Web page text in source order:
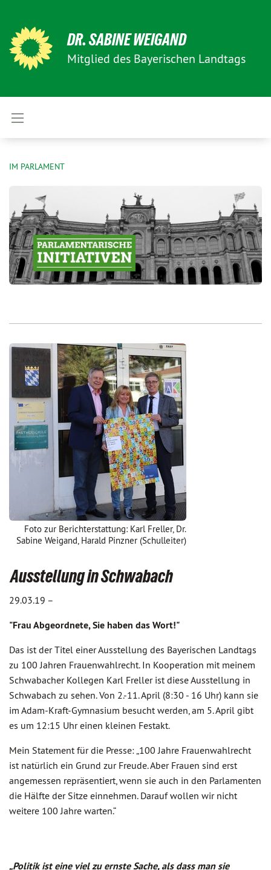
DR. SABINE WEIGAND
Mitglied des Bayerischen Landtags
IM PARLAMENT
Foto zur Berichterstattung: Karl Freller, Dr.
Sabine Weigand, Harald Pinzner (Schulleiter)
Ausstellung in Schwabach
29.03.19 –
"Frau Abgeordnete, Sie haben das Wort!"
Das ist der Titel einer Ausstellung des Bayerischen Landtags
zu 100 Jahren Frauenwahlrecht. In Kooperation mit meinem
Schwabacher Kollegen Karl Freller ist diese Ausstellung in
Schwabach zu sehen. Von 2.-11. April (8:30 - 16 Uhr) kann sie
im Adam-Kraft-Gymnasium besucht werden, am 5. April gibt
es um 12:15 Uhr einen kleinen Festakt.
Mein Statement für die Presse: „100 Jahre Frauenwahlrecht
ist natürlich ein Grund zur Freude. Aber Frauen sind erst
angemessen repräsentiert, wenn sie auch in den Parlamenten
die Hälfte der Sitze einnehmen. Darauf wollen wir nicht
weitere 100 Jahre warten.“
„Politik ist eine viel zu ernste Sache, als dass man sie